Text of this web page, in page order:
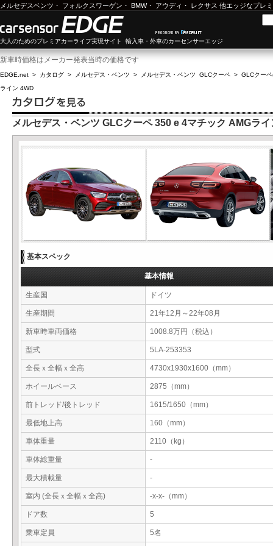
メルセデスベンツ ・ フォルクスワーゲン ・ BMW・ アウディ ・ レクサス 他エッジなプレ
大人のためのプレミアカーライフ実現サイト 輸入車・外車のカーセンサーエッジ
新車時価格はメーカー発表当時の価格です
EDGE.net > カタログ > メルセデス・ベンツ > メルセデス・ベンツ GLCクーペ > GLCクー
ライン 4WD
メルセデス・ベンツ GLCクーペ 350 e 4マチック AMGラ
基本スペック
基本情報
生産国 ドイツ
生産期間 21年12月～22年08月
新車時車両価格 1008.8万円（税込）
型式 5LA-253353
全長ｘ全幅ｘ全高 4730x1930x1600（mm）
ホイールベース 2875（mm）
前トレッド/後トレッド 1615/1650（mm）
最低地上高 160（mm）
車体重量 2110（kg）
車体総重量 -
最大積載量 -
室内 (全長ｘ全幅ｘ全高) -x-x-（mm）
ドア数 5
乗車定員 5名